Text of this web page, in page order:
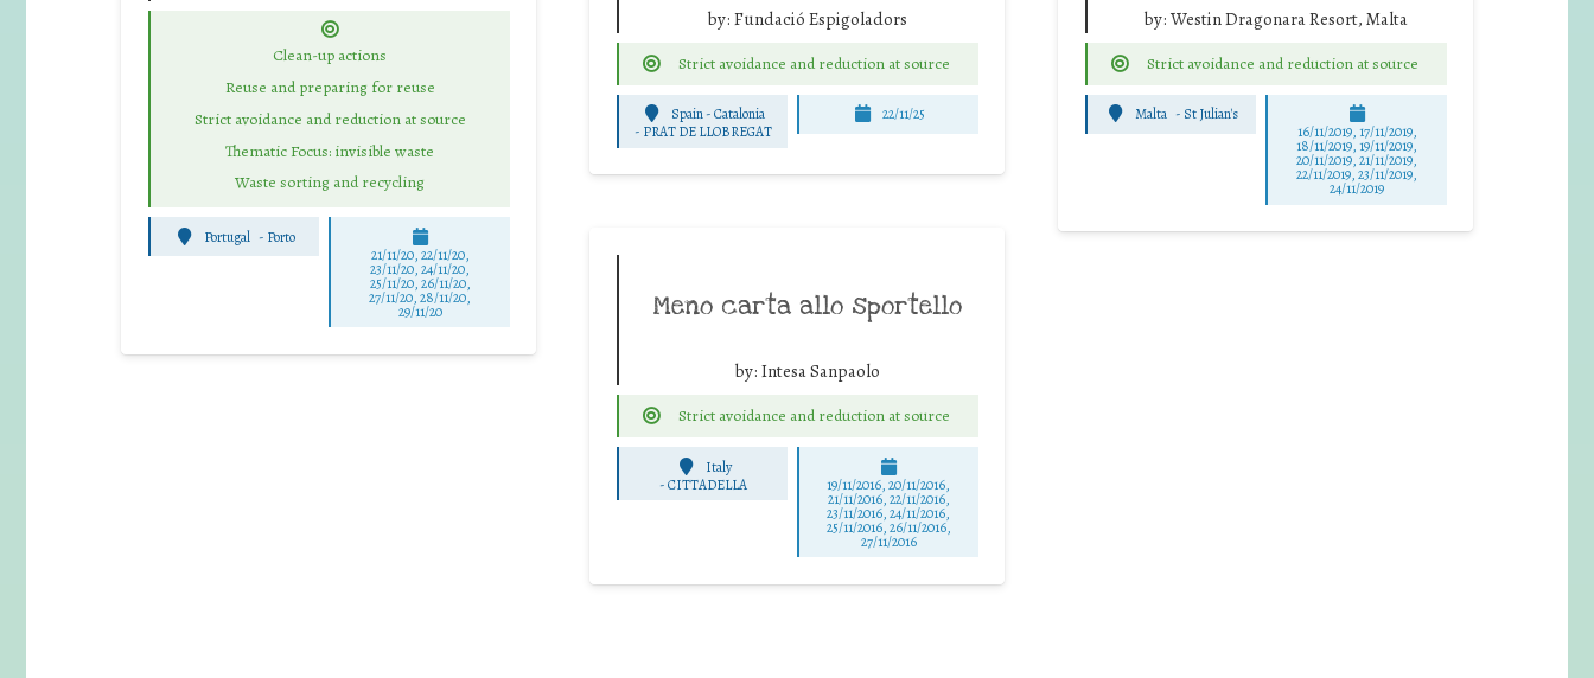
Clean-up actions
Reuse and preparing for reuse
Strict avoidance and reduction at source
Thematic Focus: invisible waste
Waste sorting and recycling
Portugal - Porto
21/11/20, 22/11/20,
23/11/20, 24/11/20,
25/11/20, 26/11/20,
27/11/20, 28/11/20,
29/11/20
by: Fundació Espigoladors
Strict avoidance and reduction at source
Spain - Catalonia
- PRAT DE LLOBREGAT
22/11/25
by: Westin Dragonara Resort, Malta
Strict avoidance and reduction at source
Malta - St Julian's
16/11/2019, 17/11/2019,
18/11/2019, 19/11/2019,
20/11/2019, 21/11/2019,
22/11/2019, 23/11/2019,
24/11/2019
Meno carta allo sportello
by: Intesa Sanpaolo
Strict avoidance and reduction at source
Italy
-CITTADELLA 19/11/2016, 20/11/2016,
21/11/2016, 22/11/2016,
23/11/2016, 24/11/2016,
25/11/2016, 26/11/2016,
27/11/2016